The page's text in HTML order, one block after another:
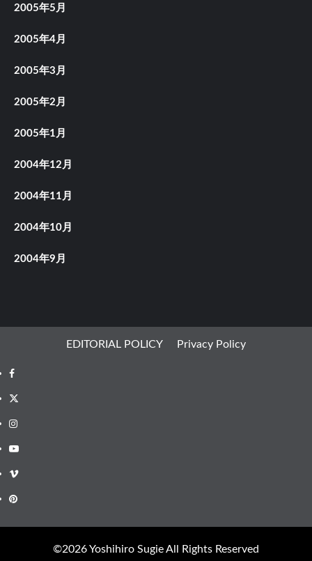
2005年5月
2005年4月
2005年3月
2005年2月
2005年1月
2004年12月
2004年11月
2004年10月
2004年9月
EDITORIAL POLICY Privacy Policy
Facebook
X
Instagram
Youtube
Vimeo
Pinterest
©︎2026 Yoshihiro Sugie All Rights Reserved